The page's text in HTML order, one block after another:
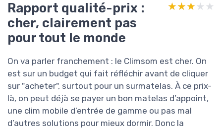
Rapport qualité-prix :
cher, clairement pas
pour tout le monde
★★★★★
★★★★★
On va parler franchement : le Climsom est cher. On
est sur un budget qui fait réfléchir avant de cliquer
sur "acheter", surtout pour un surmatelas. À ce prix-
là, on peut déjà se payer un bon matelas d’appoint,
une clim mobile d’entrée de gamme ou pas mal
d’autres solutions pour mieux dormir. Donc la